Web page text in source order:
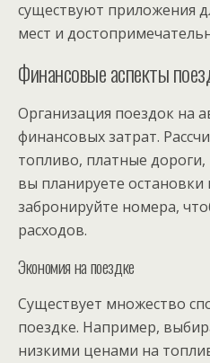
существуют приложения
мест и
Финансовые аспекты
Организация поездок на
финансовых затрат.
топливо, платные дороги,
вы планируете остановки
забронируйте номера,
расходов.
Экономия на поездке
Существует множество
поездке. Например,
низкими ценами на